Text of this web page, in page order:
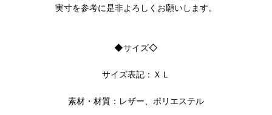
実寸を参考に是非よろしくお願いします。
◆サイズ◇
サイズ表記：ＸＬ
素材・材質：レザー、ポリエステル